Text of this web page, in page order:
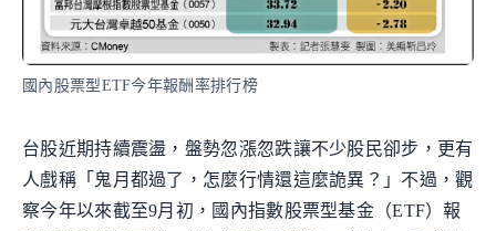
國內股票型ETF今年報酬率排行榜
台股近期持續震盪，盤勢忽漲忽跌讓不少股民卻步，更有
人戲稱「鬼月都過了，怎麼行情還這麼詭異？」不過，觀
察今年以來截至9月初，國內指數股票型基金（ETF）報